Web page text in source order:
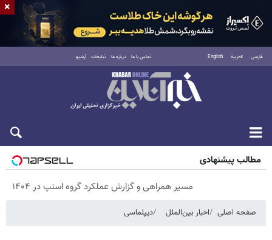
فارسی العربية English تماس با ما درباره ما تبلیغات آرشیو
پنجشنبه ۱۵ مرداد ۱۴۰۵
مطالب پیشنهادی
مسیر همراهی و گزارش عملکرد گروه اسنپ در ۱۴۰۴
صفحه اصلی اخبار بین‌الملل دیپلماسی
×